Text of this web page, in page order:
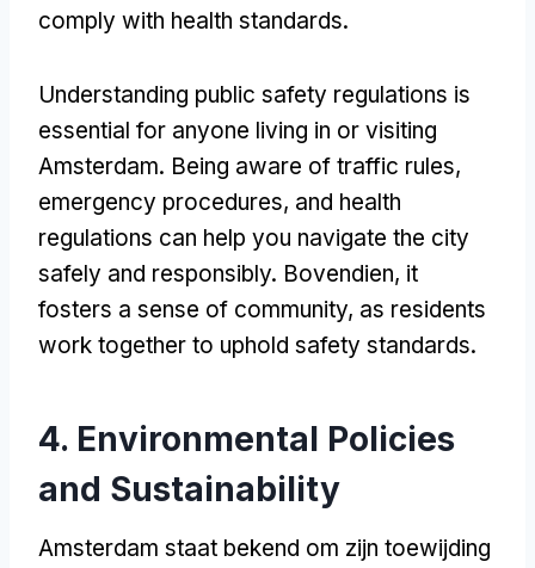
comply with health standards.
Understanding public safety regulations is
essential for anyone living in or visiting
Amsterdam. Being aware of traffic rules,
emergency procedures, and health
regulations can help you navigate the city
safely and responsibly. Bovendien, it
fosters a sense of community, as residents
work together to uphold safety standards.
4. Environmental Policies
and Sustainability
Amsterdam staat bekend om zijn toewijding